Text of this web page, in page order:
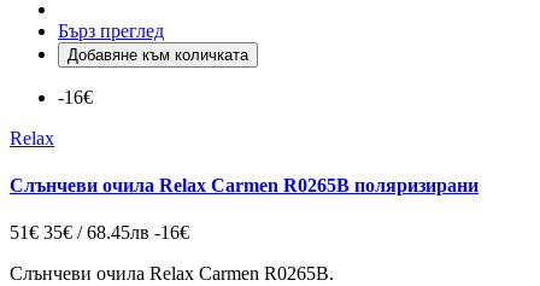
Бърз преглед
Добавяне към количката
-16€
Relax
Слънчеви очила Relax Carmen R0265B поляризирани
51€ 35€ / 68.45лв -16€
Слънчеви очила Relax Carmen R0265B.